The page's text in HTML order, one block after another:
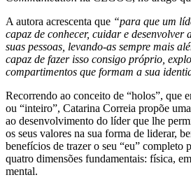
A autora acrescenta que “para que um
capaz de conhecer, cuidar e desenvolver
suas pessoas, levando-as sempre mais
capaz de fazer isso consigo próprio,
compartimentos que formam a sua
Recorrendo ao conceito de “holos”, que
ou “inteiro”, Catarina Correia propõe
ao desenvolvimento do líder que lhe
os seus valores na sua forma de liderar,
benefícios de trazer o seu “eu” completo
quatro dimensões fundamentais: física,
mental.